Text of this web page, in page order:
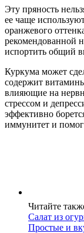
Эту пряность
ее чаще
оранжевого
рекомендованной
испортить общий
Куркума может
содержит
влияющие на
стрессом и
эффективно
иммунитет и
Читайте
Салат из
Простые и